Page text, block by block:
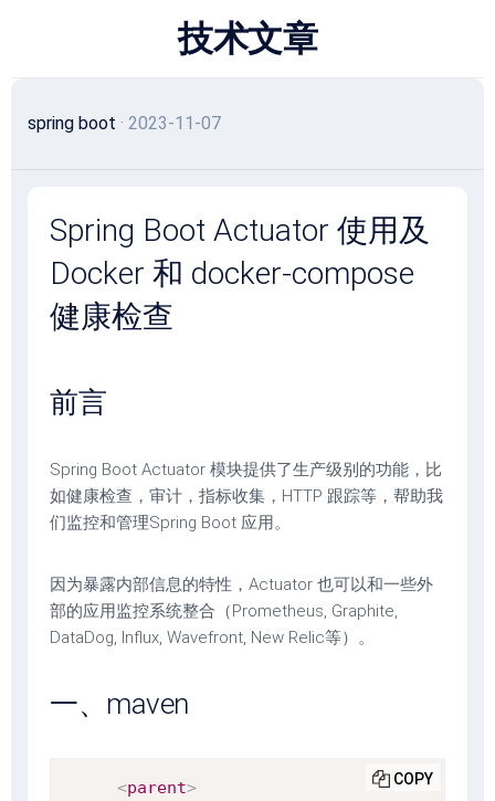
技术文章
spring boot · 2023-11-07
Spring Boot Actuator 使用及
Docker 和 docker-compose
健康检查
前言
Spring Boot Actuator 模块提供了生产级别的功能，比
如健康检查，审计，指标收集，HTTP 跟踪等，帮助我
们监控和管理Spring Boot 应用。
因为暴露内部信息的特性，Actuator 也可以和一些外
部的应用监控系统整合（Prometheus, Graphite,
DataDog, Influx, Wavefront, New Relic等）。
一、maven
<parent>
COPY